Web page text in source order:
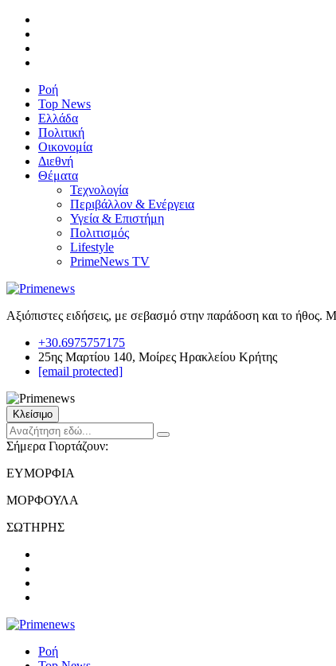
Ροή
Top News
Ελλάδα
Πολιτική
Οικονομία
Διεθνή
Θέματα
Τεχνολογία
Περιβάλλον & Ενέργεια
Υγεία & Επιστήμη
Πολιτισμός
Lifestyle
PrimeNews TV
Αξιόπιστες ειδήσεις, με σεβασμό στην παράδοση και το ήθος.
+30.6975757175
25ης Μαρτίου 140, Μοίρες Ηρακλείου Κρήτης
[email protected]
Κλείσιμο
Σήμερα Γιορτάζουν:
ΕΥΜΟΡΦΙΑ
ΜΟΡΦΟΥΛΑ
ΣΩΤΗΡΗΣ
Ροή